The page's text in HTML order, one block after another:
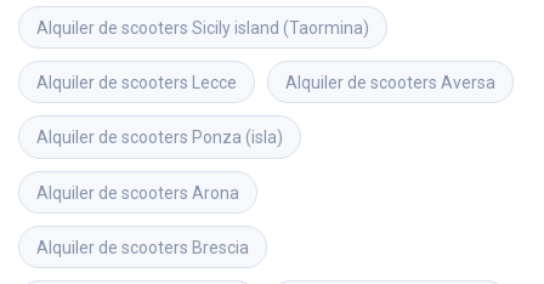
Alquiler de scooters Sicily island (Taormina)
Alquiler de scooters Lecce Alquiler de scooters Aversa
Alquiler de scooters Ponza (isla)
Alquiler de scooters Arona
Alquiler de scooters Brescia